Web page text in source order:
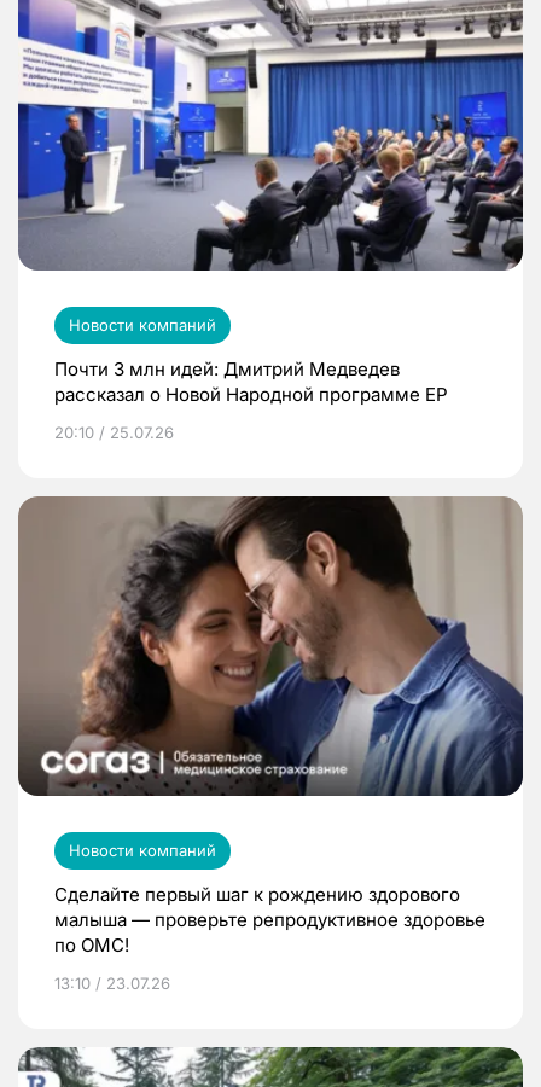
Новости компаний
Почти 3 млн идей: Дмитрий Медведев
рассказал о Новой Народной программе ЕР
20:10 / 25.07.26
Новости компаний
Сделайте первый шаг к рождению здорового
малыша — проверьте репродуктивное здоровье
по ОМС!
13:10 / 23.07.26